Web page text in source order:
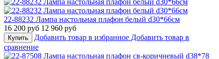
22-88232 Лампа настольная плафон белый d30*66см
16 200 руб 12 960 руб
Купить Добавить товар в избранное Добавить товар в
сравнение